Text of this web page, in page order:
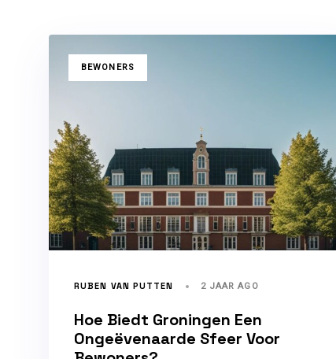
TAGSBEWONERS
RUBEN VAN PUTTEN 2 JAAR AGO
Hoe Biedt Groningen Een
Ongeëvenaarde Sfeer Voor